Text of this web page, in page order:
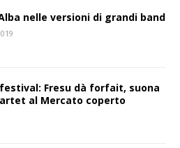
nelle versioni di grandi band
Fresu dà forfait, suona
al Mercato coperto